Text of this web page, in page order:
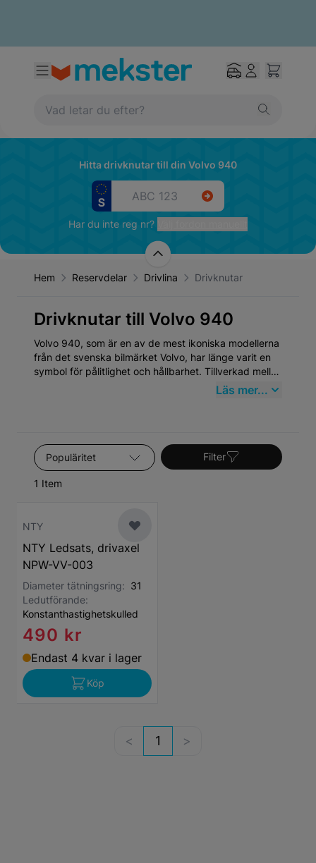
Hitta drivknutar till din Volvo 940
Har du inte reg nr?
Hem Reservdelar Drivlina Drivknutar
Drivknutar till Volvo 940
Volvo 940, som är en av de mest ikoniska modellerna
från det svenska bilmärket Volvo, har länge varit en
symbol för pålitlighet och hållbarhet. Tillverkad mellan
1990 och 1998, representerar Volvo 940 den
populär på begagnatmarknaden, vilket understryker
behovet av kvalitativa reservdelar.
Läs mer...
Sortera efter
1 Item
Filter
NTY
NTY Ledsats, drivaxel
NPW-VV-003
Diameter tätningsring: 31
Ledutförande:
Konstanthastighetskulled
490 kr
Endast 4 kvar i lager
Köp
1